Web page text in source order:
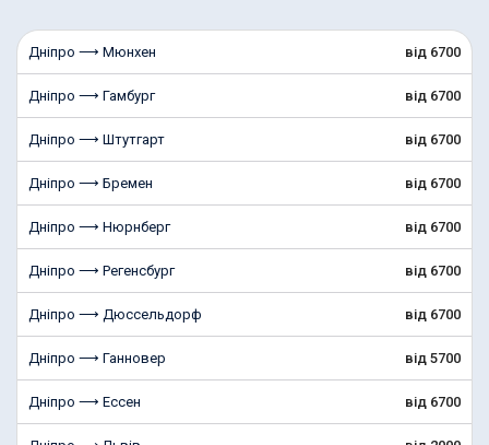
Дніпро ⟶ Мюнхен від 6700
Дніпро ⟶ Гамбург від 6700
Дніпро ⟶ Штутгарт від 6700
Дніпро ⟶ Бремен від 6700
Дніпро ⟶ Нюрнберг від 6700
Дніпро ⟶ Регенсбург від 6700
Дніпро ⟶ Дюссельдорф від 6700
Дніпро ⟶ Ганновер від 5700
Дніпро ⟶ Ессен від 6700